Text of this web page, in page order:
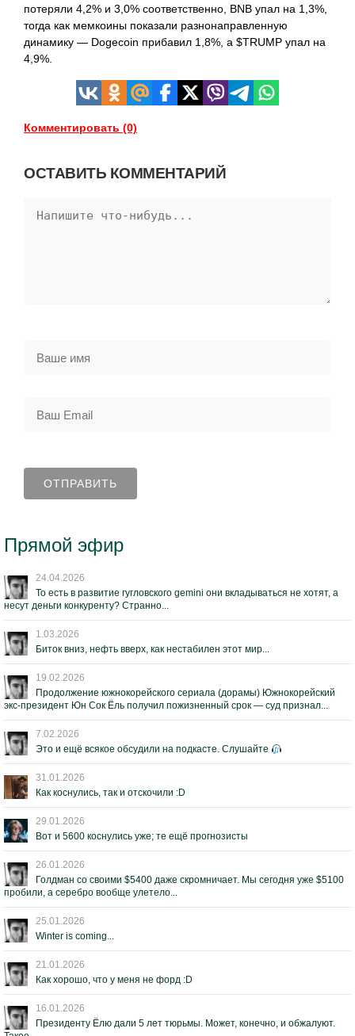
потеряли 4,2% и 3,0% соответственно, BNB упал на 1,3%,
тогда как мемкоины показали разнонаправленную
динамику — Dogecoin прибавил 1,8%, а $TRUMP упал на
4,9%.
Комментировать (0)
ОСТАВИТЬ КОММЕНТАРИЙ
Прямой эфир
24.04.2026
То есть в развитие гугловского gemini они вкладываться не хотят, а
несут деньги конкуренту? Странно...
1.03.2026
Биток вниз, нефть вверх, как нестабилен этот мир...
19.02.2026
Продолжение южнокорейского сериала (дорамы) Южнокорейский
экс-президент Юн Сок Ёль получил пожизненный срок — суд признал...
7.02.2026
Это и ещё всякое обсудили на подкасте. Слушайте
31.01.2026
Как коснулись, так и отскочили :D
29.01.2026
Вот и 5600 коснулись уже; те ещё прогнозисты
26.01.2026
Голдман со своими $5400 даже скромничает. Мы сегодня уже $5100
пробили, а серебро вообще улетело...
25.01.2026
Winter is coming...
21.01.2026
Как хорошо, что у меня не форд :D
16.01.2026
Президенту Ёлю дали 5 лет тюрьмы. Может, конечно, и обжалуют.